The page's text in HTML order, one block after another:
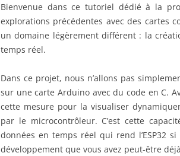
Bienvenue dans ce tutoriel dédié à la
explorations précédentes avec des cartes
un domaine légèrement différent : la
temps réel.
Dans ce projet, nous n’allons pas
sur une carte Arduino avec du code en C.
cette mesure pour la visualiser
par le microcontrôleur. C’est cette
données en temps réel qui rend l’ESP32
développement que vous avez peut-être